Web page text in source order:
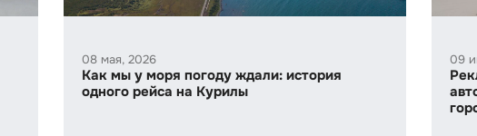
08 мая, 2026
Как мы у моря погоду ждали: история
одного рейса на Курилы
09